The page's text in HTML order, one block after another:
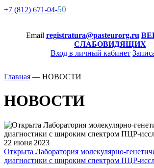
+7 (812) 671-04-50
Email registratura@pasteurorg.ru
СЛАБОВИДЯЩИХ
Вход в личный кабинет
Главная — НОВОСТИ
НОВОСТИ
22 июня 2023
Открыта Лаборатория молекулярно-
диагностики с широким спектром ПЦР-